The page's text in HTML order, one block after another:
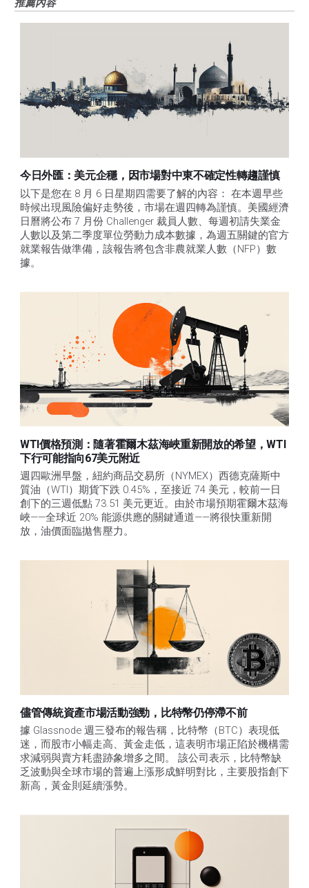
推薦內容
今日外匯：美元企穩，因市場對中東不確定性轉趨謹慎
以下是您在 8 月 6 日星期四需要了解的內容： 在本週早些
時候出現風險偏好走勢後，市場在週四轉為謹慎。美國經濟
日曆將公布 7 月份 Challenger 裁員人數、每週初請失業金
人數以及第二季度單位勞動力成本數據，為週五關鍵的官方
就業報告做準備，該報告將包含非農就業人數（NFP）數
據。
WTI價格預測：隨著霍爾木茲海峽重新開放的希望，WTI
下行可能指向67美元附近
週四歐洲早盤，紐約商品交易所（NYMEX）西德克薩斯中
質油（WTI）期貨下跌 0.45%，至接近 74 美元，較前一日
創下的三週低點 73.51 美元更近。由於市場預期霍爾木茲海
峽——全球近 20% 能源供應的關鍵通道——將很快重新開
放，油價面臨拋售壓力。
儘管傳統資產市場活動強勁，比特幣仍停滯不前
據 Glassnode 週三發布的報告稱，比特幣（BTC）表現低
迷，而股市小幅走高、黃金走低，這表明市場正陷於機構需
求減弱與賣方耗盡跡象增多之間。 該公司表示，比特幣缺
乏波動與全球市場的普遍上漲形成鮮明對比，主要股指創下
新高，黃金則延續漲勢。